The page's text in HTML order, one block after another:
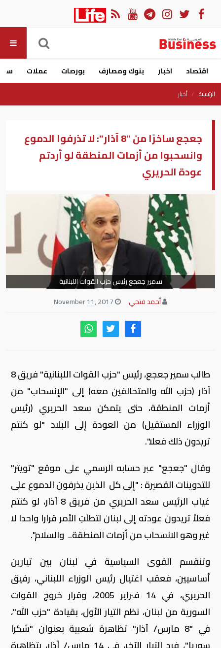
اقتصاد اخبار بنوك ومصارف بورصات عملات
الرئيسية أخبار
جعجع ساخرًا من "8 آذار": لا تذرفوا الدموع
وانسحبوا من أزمات المنطقة لو أردتم
عودة الحريري
سمير جعجع رئيس حزب القوات اللبنانية
أحمد فتحي
طالب سمير جعجع، رئيس "حزب القوات اللبنانية" فريق 8
آذار (حزب الله والمتحالفين معه) إلى "الإنسحاب" من
أزمات المنطقة، حتى يتمكن سعد الحريري (رئيس
الوزراء المستقيل) من العودة إلى البلاد "لو كنتم
تريدون ذلك فعلا".
وقال "جعجع" عبر حسابه الرسمي على موقع "تويتر"
للتدوينات القصيرة : "إلى كل الذين يذرفون الدموع على
غياب الرئيس سعد الحريري من فريق 8 آذار، لو كنتم
فعلاً تريدون عودته إلى لبنان لتطلَبَ الأمر قرارا واحدا لا
غير وهو الانسحاب من أزمات المنطقة.. والسلام".
وتنقسم القوى السياسية في لبنان بين تيارين
أساسيين، فعقب اغتيال رئيس الوزراء اللبناني، رفيق
الحريري، في 14 فبراير 2005، وقرار خروج القوات
السورية من لبنان، نظم التيار الأول، بقيادة "حزب الله"،
في "8 مارس/ آذار" تظاهرة شعبية بعنوان "شكرا